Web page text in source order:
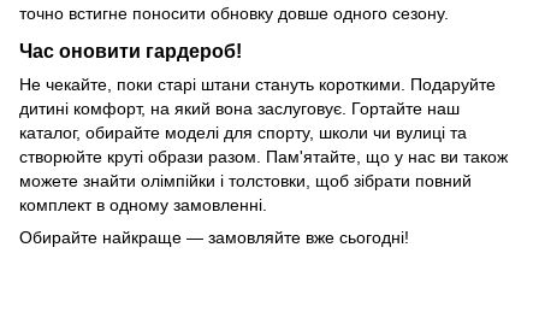
точно встигне поносити обновку довше одного сезону.
Час оновити гардероб!
Не чекайте, поки старі штани стануть короткими. Подаруйте
дитині комфорт, на який вона заслуговує. Гортайте наш
каталог, обирайте моделі для спорту, школи чи вулиці та
створюйте круті образи разом. Пам'ятайте, що у нас ви також
можете знайти олімпійки і толстовки, щоб зібрати повний
комплект в одному замовленні.
Обирайте найкраще — замовляйте вже сьогодні!